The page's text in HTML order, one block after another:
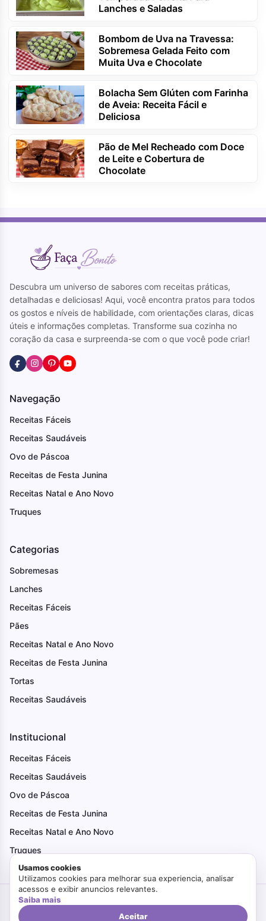
Lanches e Saladas
Bombom de Uva na Travessa:
Sobremesa Gelada Feito com
Muita Uva e Chocolate
Bolacha Sem Glúten com Farinha
de Aveia: Receita Fácil e
Deliciosa
Pão de Mel Recheado com Doce
de Leite e Cobertura de
Chocolate
Descubra um universo de sabores com receitas práticas,
detalhadas e deliciosas! Aqui, você encontra pratos para todos
os gostos e níveis de habilidade, com orientações claras, dicas
úteis e informações completas. Transforme sua cozinha no
coração da casa e surpreenda-se com o que você pode criar!
Navegação
Receitas Fáceis
Receitas Saudáveis
Ovo de Páscoa
Receitas de Festa Junina
Receitas Natal e Ano Novo
Truques
Categorias
Sobremesas
Lanches
Receitas Fáceis
Pães
Receitas Natal e Ano Novo
Receitas de Festa Junina
Tortas
Receitas Saudáveis
Institucional
Receitas Fáceis
Receitas Saudáveis
Ovo de Páscoa
Receitas de Festa Junina
Receitas Natal e Ano Novo
Truques
Criado com Amor
Politica de PrivacidadeTermos de Uso
Usamos cookies
Utilizamos cookies para melhorar sua experiencia, analisar
acessos e exibir anuncios relevantes.
Saiba mais
Aceitar